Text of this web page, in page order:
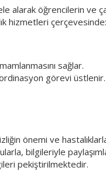
alarak öğrencilerin ve
hizmetleri çerçevesinde:
sağlar.
görevi üstlenir.
önemi ve
bilgileriyle
pekiştirilmektedir.